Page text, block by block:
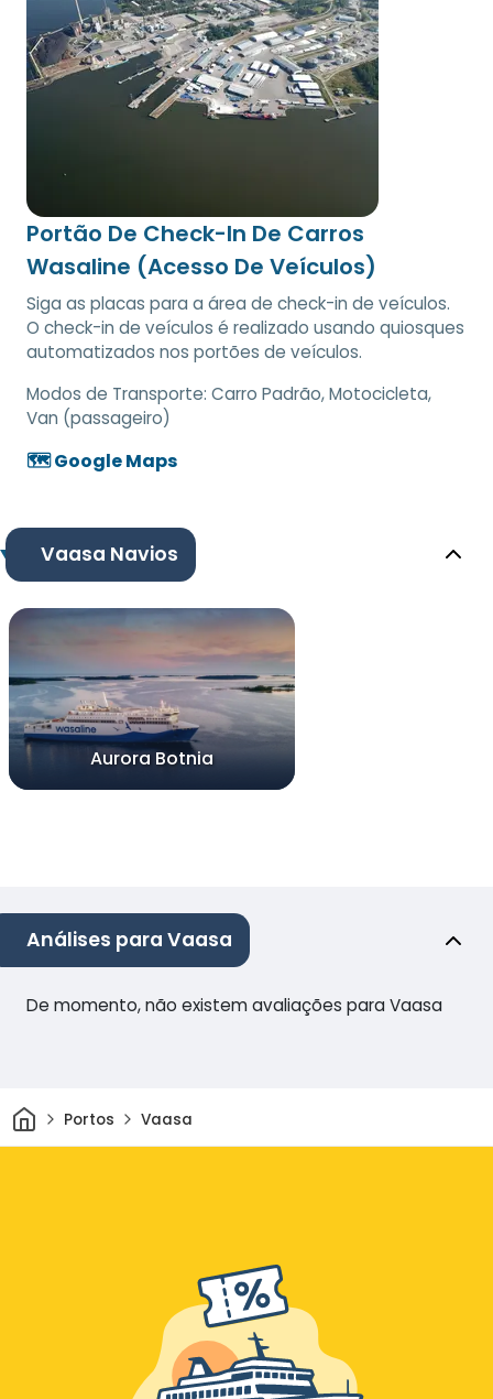
Portão De Check-In De Carros
Wasaline (Acesso De Veículos)
Siga as placas para a área de check-in de veículos.
O check-in de veículos é realizado usando quiosques
automatizados nos portões de veículos.
Modos de Transporte: Carro Padrão, Motocicleta,
Van (passageiro)
🗺️ Google Maps
Vaasa Navios
Aurora Botnia
Análises para Vaasa
De momento, não existem avaliações para Vaasa
CasaPortos Vaasa